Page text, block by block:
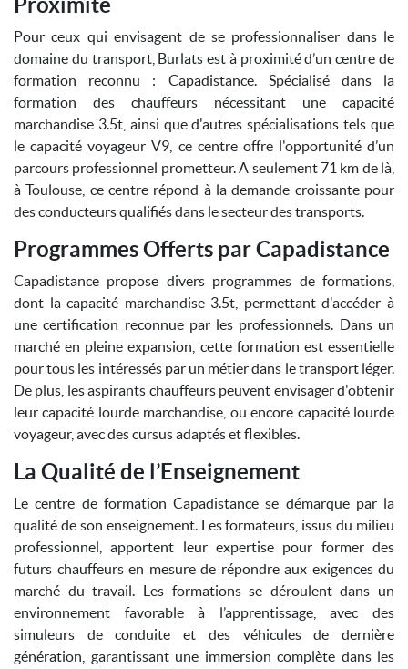
Proximité
Pour ceux qui envisagent de se professionnaliser dans le
domaine du transport, Burlats est à proximité d’un centre de
formation reconnu : Capadistance. Spécialisé dans la
formation des chauffeurs nécessitant une capacité
marchandise 3.5t, ainsi que d'autres spécialisations tels que
le capacité voyageur V9, ce centre offre l'opportunité d’un
parcours professionnel prometteur. A seulement 71 km de là,
à Toulouse, ce centre répond à la demande croissante pour
des conducteurs qualifiés dans le secteur des transports.
Programmes Offerts par Capadistance
Capadistance propose divers programmes de formations,
dont la capacité marchandise 3.5t, permettant d'accéder à
une certification reconnue par les professionnels. Dans un
marché en pleine expansion, cette formation est essentielle
pour tous les intéressés par un métier dans le transport léger.
De plus, les aspirants chauffeurs peuvent envisager d'obtenir
leur capacité lourde marchandise, ou encore capacité lourde
voyageur, avec des cursus adaptés et flexibles.
La Qualité de l’Enseignement
Le centre de formation Capadistance se démarque par la
qualité de son enseignement. Les formateurs, issus du milieu
professionnel, apportent leur expertise pour former des
futurs chauffeurs en mesure de répondre aux exigences du
marché du travail. Les formations se déroulent dans un
environnement favorable à l’apprentissage, avec des
simuleurs de conduite et des véhicules de dernière
génération, garantissant une immersion complète dans les